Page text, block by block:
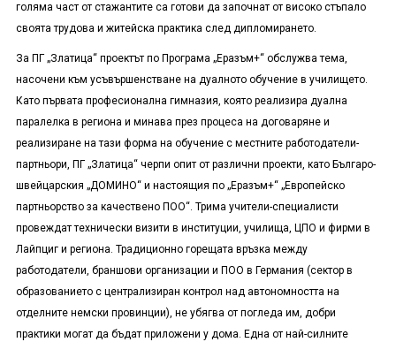
голяма част от стажантите са готови да започнат от високо стъпало
своята трудова и житейска практика след дипломирането.
За ПГ „Златица“ проектът по Програма „Еразъм+“ обслужва тема,
насочени към усъвършенстване на дуалното обучение в училището.
Като първата професионална гимназия, която реализира дуална
паралелка в региона и минава през процеса на договаряне и
реализиране на тази форма на обучение с местните работодатели-
партньори, ПГ „Златица“ черпи опит от различни проекти, като Българо-
швейцарския „ДОМИНО“ и настоящия по „Еразъм+“ „Европейско
партньорство за качествено ПОО“. Трима учители-специалисти
провеждат технически визити в институции, училища, ЦПО и фирми в
Лайпциг и региона. Традиционно горещата връзка между
работодатели, браншови организации и ПОО в Германия (сектор в
образованието с централизиран контрол над автономността на
отделните немски провинции), не убягва от погледа им, добри
практики могат да бъдат приложени у дома. Една от най-силните